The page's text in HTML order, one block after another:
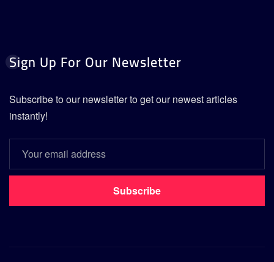
Sign Up For Our Newsletter
Subscribe to our newsletter to get our newest articles
instantly!
Subscribe